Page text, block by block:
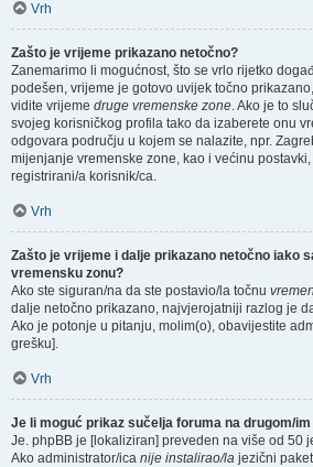
Vrh
Zašto je vrijeme prikazano netočno?
Zanemarimo li mogućnost, što se vrlo rijetko
podešen, vrijeme je gotovo uvijek točno
vidite vrijeme druge vremenske zone. Ako je to
svojeg korisničkog profila tako da izaberete onu
odgovara području u kojem se nalazite, npr.
mijenjanje vremenske zone, kao i većinu
registrirani/a korisnik/ca.
Vrh
Zašto je vrijeme i dalje prikazano netočno iako
vremensku zonu?
Ako ste siguran/na da ste postavio/la točnu
dalje netočno prikazano, najvjerojatniji razlog je
Ako je potonje u pitanju, molim(o), obavijestite
grešku].
Vrh
Je li moguć prikaz sučelja foruma na drugom/
Je. phpBB je [lokaliziran] preveden na više od 50
Ako administrator/ica nije instalirao/la jezični